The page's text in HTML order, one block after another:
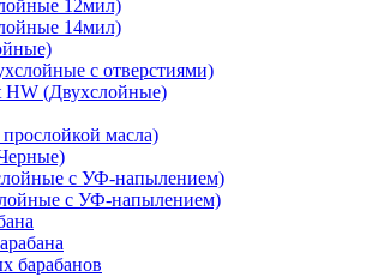
12мил)
14мил)
с отверстиями)
HW (Двухслойные)
масла)
с УФ-напылением)
с УФ-напылением)
барабанов